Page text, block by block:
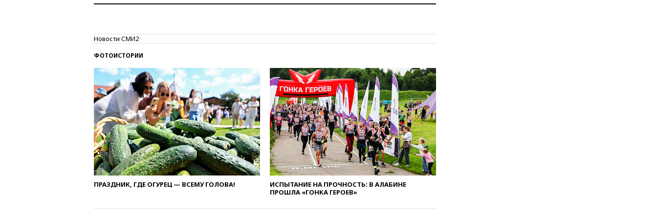
11:38Шадаев исключил
11:19Россия рассчитывает
заключить безвизовые
соглашения с Индонезией и
Малайзией
11:04«Ведомости»: на партию
«Яблоко» ополчились
конкуренты
10:59Торговые центры и кафе
в России могут обязать
раздавать питьевую воду
бесплатно
10:41Бывшая глава брокера
Mind Money Юлия Хандошко
Новости СМИ2
ФОТОИСТОРИИ
ПРАЗДНИК, ГДЕ ОГУРЕЦ — ВСЕМУ ГОЛОВА!
ИСПЫТАНИЕ НА ПРОЧНОСТЬ: В АЛАБИНЕ
ПРОШЛА «ГОНКА ГЕРОЕВ»